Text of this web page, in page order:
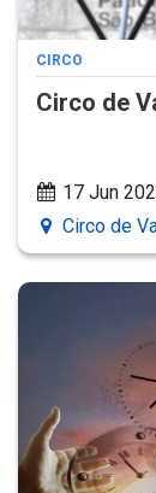
CIRCO
Circo de
17 Jun
Circo de